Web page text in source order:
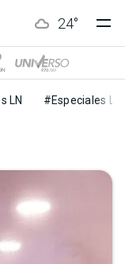
24°
LN #Especiales LN